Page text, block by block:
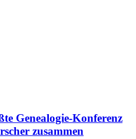
Genealogie-Konferenz
zusammen